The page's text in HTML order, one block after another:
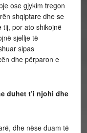
ose gjykim tregon
shqiptare dhe se
tij, por ato shikojnë
sjellje të
sipas
dhe përparon e
duhet t’i njohi dhe
dhe nëse duam të